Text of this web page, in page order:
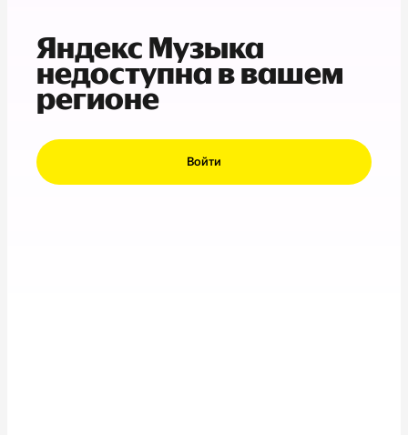
Яндекс Музыка
недоступна в вашем
регионе
Войти